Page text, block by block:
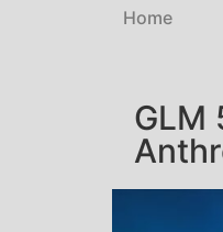
Home
GLM